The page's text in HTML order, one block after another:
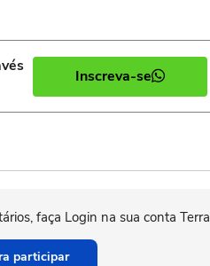
Inscreva-se
faça Login na sua conta Terra
participar